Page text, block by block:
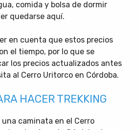
comida y bolsa de dormir
quedarse aquí.
en cuenta que estos precios
el tiempo, por lo que se
los precios actualizados antes
al Cerro Uritorco en Córdoba.
HACER TREKKING
caminata en el Cerro